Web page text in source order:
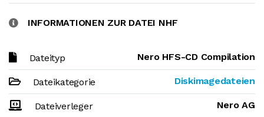
INFORMATIONEN ZUR DATEI NHF
Dateityp Nero HFS-CD Compilation
Dateikategorie Diskimagedateien
Dateiverleger Nero AG